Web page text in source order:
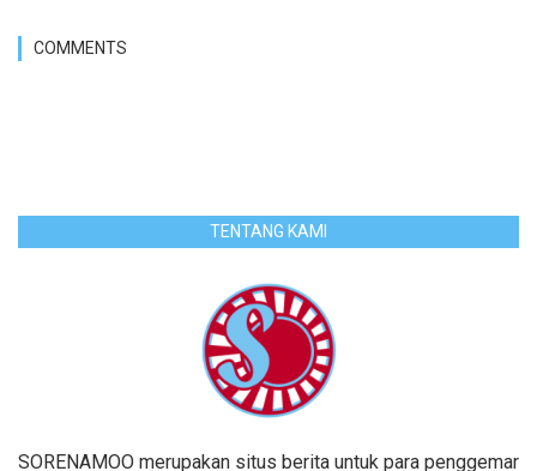
COMMENTS
TENTANG KAMI
SORENAMOO merupakan situs berita untuk para penggemar